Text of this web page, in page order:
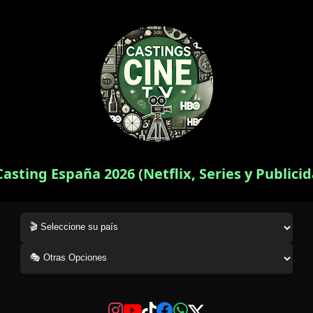
España 2026 (Netflix, Series y